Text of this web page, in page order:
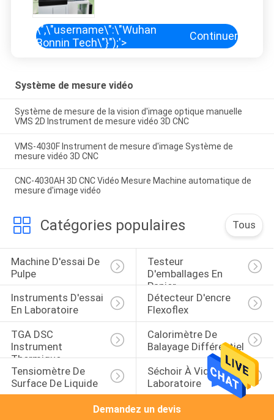
\",\"username\":\"Wuhan
Bonnin Tech\"}");'>
Continuer
Système de mesure vidéo
Système de mesure de la vision d'image optique manuelle
VMS 2D Instrument de mesure vidéo 3D CNC
VMS-4030F Instrument de mesure d'image Système de
mesure vidéo 3D CNC
CNC-4030AH 3D CNC Vidéo Mesure Machine automatique de
mesure d'image vidéo
Catégories populaires Tous
Machine D'essai De
Pulpe
Testeur
D'emballages En
Papier
Instruments D'essai
En Laboratoire
Détecteur D'encre
Flexoflex
TGA DSC
Instrument
Thermique
Calorimètre De
Balayage Différentiel
Tensiomètre De
Surface De Liquide
Séchoir À Vide De
Laboratoire
Demandez un devis